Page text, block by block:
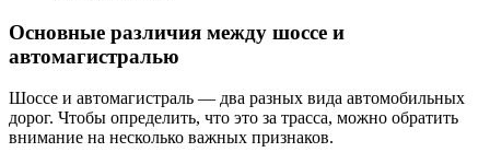
Основные различия между шоссе и
автомагистралью
Шоссе и автомагистраль — два разных вида автомобильных
дорог. Чтобы определить, что это за трасса, можно обратить
внимание на несколько важных признаков.